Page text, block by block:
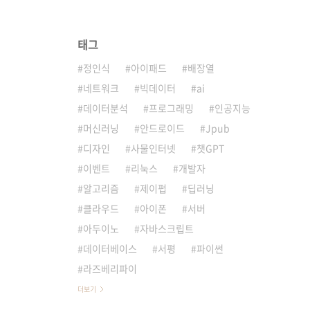
태그
정인식 아이패드
배장열
네트워크
빅데이터
ai
데이터분석
프로그래밍
인공지능
머신러닝
안드로이드
Jpub
디자인
사물인터넷
챗GPT
이벤트
리눅스
개발자
알고리즘
제이펍
딥러닝
클라우드
아이폰
서버
아두이노
자바스크립트
데이터베이스
서평
파이썬
라즈베리파이
더보기